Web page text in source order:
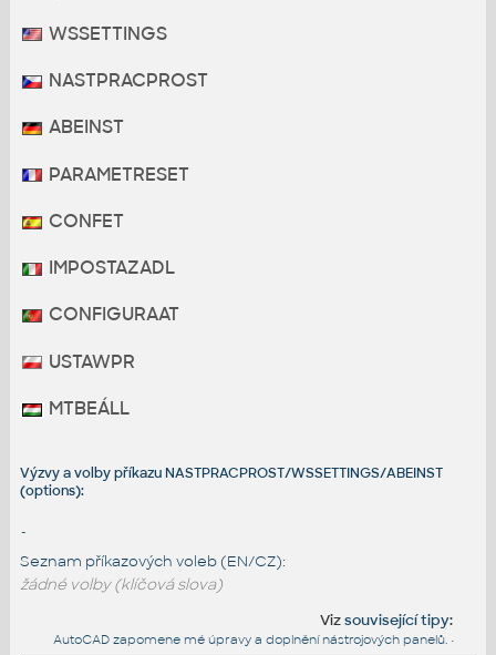
WSSETTINGS
NASTPRACPROST
ABEINST
PARAMETRESET
CONFET
IMPOSTAZADL
CONFIGURAAT
USTAWPR
MTBEÁLL
Výzvy a volby příkazu NASTPRACPROST/WSSETTINGS/ABEINST
(options):
-
Seznam příkazových voleb (EN/CZ):
žádné volby (klíčová slova)
Vizsouvisející tipy:
AutoCAD zapomene mé úpravy a doplnění nástrojových panelů. •